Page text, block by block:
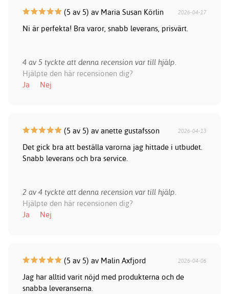
(5 av 5) av Maria Susan Körlin 2026-04-17
Ni är perfekta! Bra varor, snabb leverans, prisvärt.
4 av 5 tyckte att denna recension var till hjälp.
Hjälpte den här recensionen dig?
Ja
Nej
(5 av 5) av anette gustafsson 2026-04-13
Det gick bra att beställa varorna jag hittade i utbudet.
Snabb leverans och bra service.
2 av 4 tyckte att denna recension var till hjälp.
Hjälpte den här recensionen dig?
Ja
Nej
(5 av 5) av Malin Axfjord 2026-04-06
Jag har alltid varit nöjd med produkterna och de
snabba leveranserna.